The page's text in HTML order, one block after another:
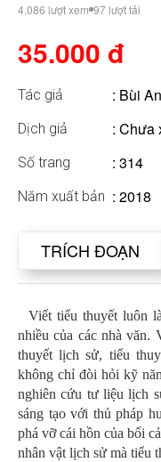
4,086 lượt xem 97 lượt tải
35.000 đ
Tác giả : Bùi
Dịch giả : Chưa
Số trang : 314
Năm xuất bản : 2018
TRÍCH ĐOẠN
Viết tiểu thuyết luôn
nhiều của các nhà văn.
thuyết lịch sử, tiểu
không chỉ đòi hỏi kỹ
nghiên cứu tư liệu lịch
sáng tạo với thủ pháp
phá vỡ cái hồn của bối
nhân vật lịch sử mà tiểu